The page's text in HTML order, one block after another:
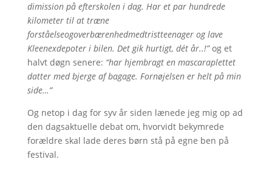
dimission på efterskolen i dag. Har et par hundrede
kilometer til at træne
forståelseogoverbærenhedmedtristteenager og lave
Kleenexdepoter i bilen. Det gik hurtigt, dét år..!”og et
halvt døgn senere: “har hjembragt en mascaraplettet
datter med bjerge af bagage. Fornøjelsen er helt på min
side…”
Og netop i dag for syv år siden lænede jeg mig op ad
den dagsaktuelle debat om, hvorvidt bekymrede
forældre skal lade deres børn stå på egne ben på
festival.